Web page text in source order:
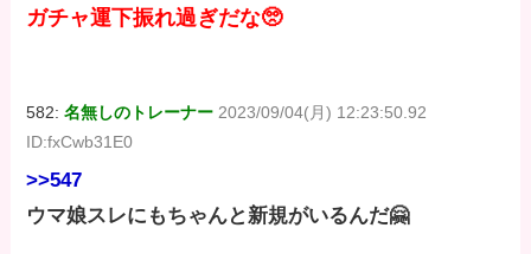
ガチャ運下振れ過ぎだな🥺
582:名無しのトレーナー 2023/09/04(月) 12:23:50.92
ID:fxCwb31E0
>>547
ウマ娘スレにもちゃんと新規がいるんだ🤗